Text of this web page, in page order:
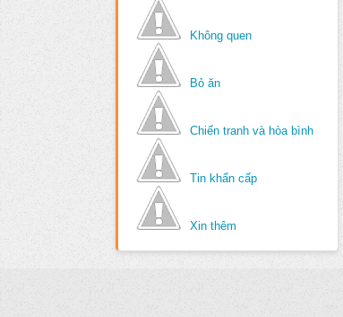
Không quen
Bỏ ăn
Chiến tranh và hòa bình
Tin khẩn cấp
Xin thêm